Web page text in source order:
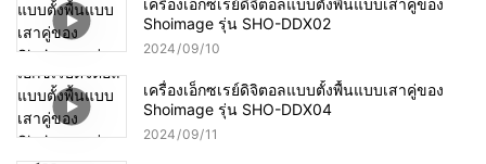
Shoimage รุ่น SHO-DDX02
2024 09 10
เครื่องเอ็กซเรย์ดิจิตอลแบบตั้งพื้นแบบเสาคู่ของ
Shoimage รุ่น SHO-DDX04
2024 09 11